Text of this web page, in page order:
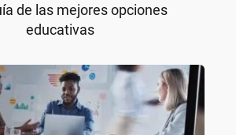
de las mejores opciones
educativas